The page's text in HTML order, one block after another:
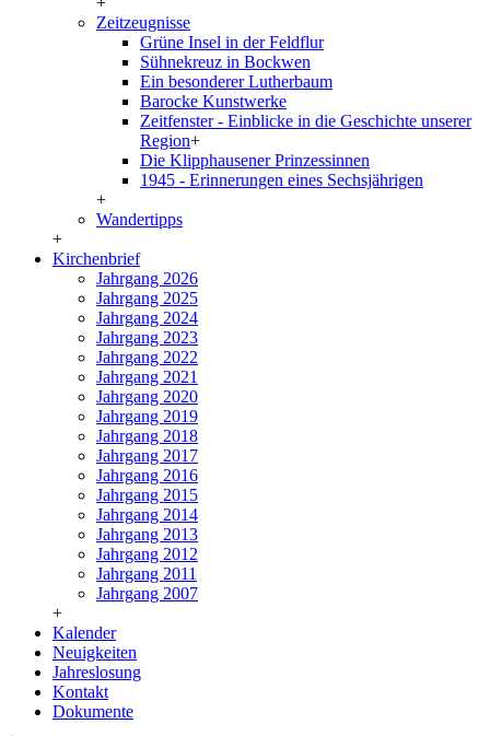
Zeitzeugnisse
Grüne Insel in der Feldflur
Sühnekreuz in Bockwen
Ein besonderer Lutherbaum
Barocke Kunstwerke
Zeitfenster - Einblicke in die Geschichte unserer
Region+
Die Klipphausener Prinzessinnen
1945 - Erinnerungen eines Sechsjährigen
+
Wandertipps
+
Kirchenbrief
Jahrgang 2026
Jahrgang 2025
Jahrgang 2024
Jahrgang 2023
Jahrgang 2022
Jahrgang 2021
Jahrgang 2020
Jahrgang 2019
Jahrgang 2018
Jahrgang 2017
Jahrgang 2016
Jahrgang 2015
Jahrgang 2014
Jahrgang 2013
Jahrgang 2012
Jahrgang 2011
Jahrgang 2007
+
Kalender
Neuigkeiten
Jahreslosung
Kontakt
Dokumente